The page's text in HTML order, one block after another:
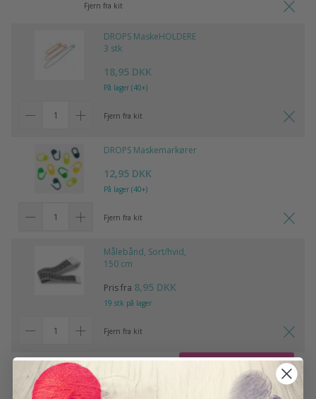
Fjern fra kit
DROPS MaskeHOLDERE
3 stk
18,95 DKK
På lager (40+)
Fjern fra kit
DROPS Maskemarkører
12,95 DKK
På lager (40+)
Fjern fra kit
Målebånd, Sort/hvid,
150 cm
Pris fra 8,95 DKK
19 stk på lager
Fjern fra kit
Tilføj alle til kurven